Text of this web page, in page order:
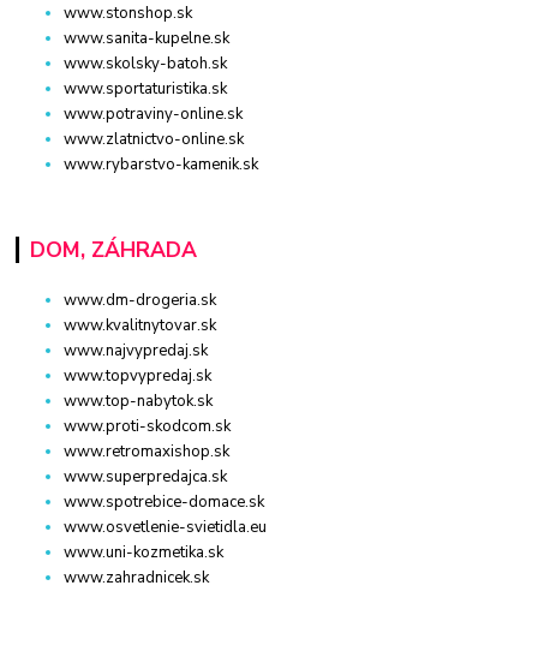
www.stonshop.sk
www.sanita-kupelne.sk
www.skolsky-batoh.sk
www.sportaturistika.sk
www.potraviny-online.sk
www.zlatnictvo-online.sk
www.rybarstvo-kamenik.sk
DOM, ZÁHRADA
www.dm-drogeria.sk
www.kvalitnytovar.sk
www.najvypredaj.sk
www.topvypredaj.sk
www.top-nabytok.sk
www.proti-skodcom.sk
www.retromaxishop.sk
www.superpredajca.sk
www.spotrebice-domace.sk
www.osvetlenie-svietidla.eu
www.uni-kozmetika.sk
www.zahradnicek.sk